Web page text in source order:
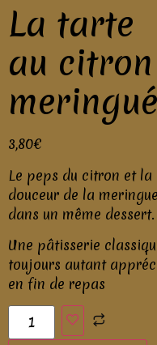
La tarte
au citron
3,80€
Le peps du citron et la
douceur de la meringue
dans un même dessert.
Une pâtisserie
toujours autant
en fin de repas